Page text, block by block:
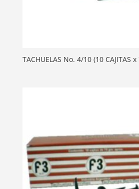
TACHUELAS No. 4/10 (10 CAJITAS